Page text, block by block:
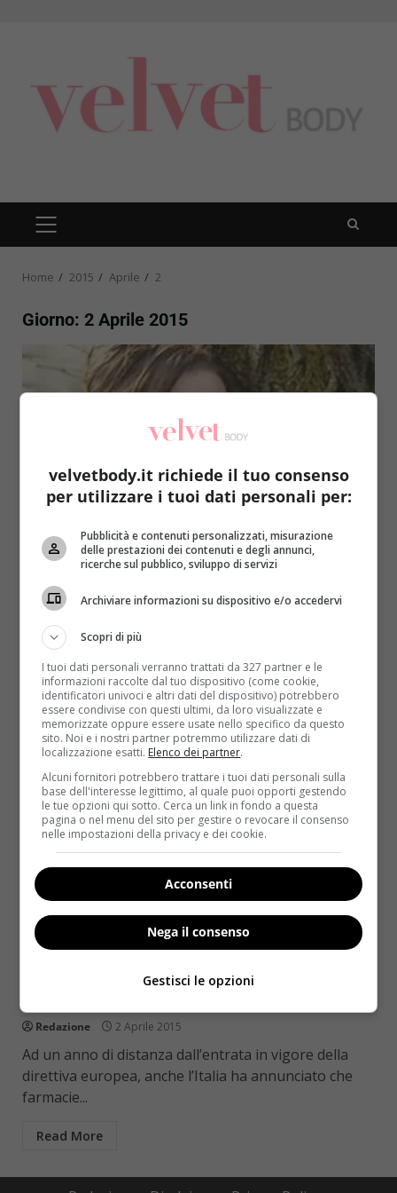
PRIMARY
MENU
Home 2015 Aprile 2
Giorno: 2 Aprile 2015
Emma McCabe ama un albero: “Faccio
sesso con lui ogni settimana”
Ci sono casi in cui l’amore per la natura prende delle
pieghe inaspettate. Emma McCabe, ad esempio,...
Read More
Farmaci senza ricetta: dal 1 luglio in vendita
Redazione 2 Aprile 2015
Ad un anno di distanza dall’entrata in vigore della
direttiva europea, anche l’Italia ha annunciato che
farmacie...
Read More
velvetbody.it richiede il tuo consenso
per utilizzare i tuoi dati personali per:
Pubblicità e contenuti personalizzati, misurazione
delle prestazioni dei contenuti e degli annunci,
ricerche sul pubblico, sviluppo di servizi
Archiviare informazioni su dispositivo e/o accedervi
Scopri di più
I tuoi dati personali verranno trattati da 327 partner e le
informazioni raccolte dal tuo dispositivo (come cookie,
identificatori univoci e altri dati del dispositivo) potrebbero
essere condivise con questi ultimi, da loro visualizzate e
memorizzate oppure essere usate nello specifico da questo
sito. Noi e i nostri partner potremmo utilizzare dati di
localizzazione esatti. Elenco dei partner.
Alcuni fornitori potrebbero trattare i tuoi dati personali sulla
base dell'interesse legittimo, al quale puoi opporti gestendo
le tue opzioni qui sotto. Cerca un link in fondo a questa
pagina o nel menu del sito per gestire o revocare il consenso
nelle impostazioni della privacy e dei cookie.
Acconsenti
Nega il consenso
Gestisci le opzioni